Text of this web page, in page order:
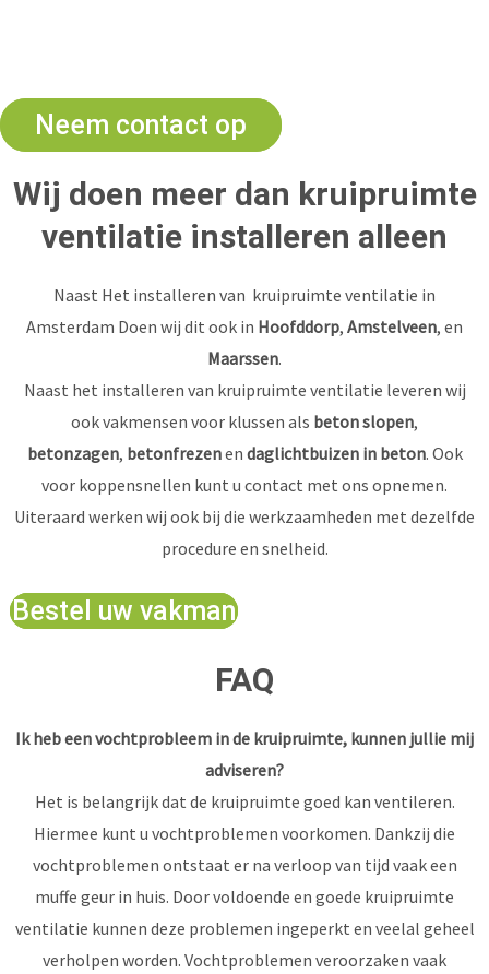
Neem contact op
Wij doen meer dan kruipruimte
ventilatie installeren alleen
Naast Het installeren van kruipruimte ventilatie in
Amsterdam Doen wij dit ook in Hoofddorp, Amstelveen, en
Maarssen.
Naast het installeren van kruipruimte ventilatie leveren wij
ook vakmensen voor klussen als beton slopen,
betonzagen, betonfrezenen daglichtbuizen in beton. Ook
voor koppensnellen kunt u contact met ons opnemen.
Uiteraard werken wij ook bij die werkzaamheden met dezelfde
procedure en snelheid.
Bestel uw vakman
FAQ
Ik heb een vochtprobleem in de kruipruimte, kunnen jullie mij
adviseren?
Het is belangrijk dat de kruipruimte goed kan ventileren.
Hiermee kunt u vochtproblemen voorkomen. Dankzij die
vochtproblemen ontstaat er na verloop van tijd vaak een
muffe geur in huis. Door voldoende en goede kruipruimte
ventilatie kunnen deze problemen ingeperkt en veelal geheel
verholpen worden. Vochtproblemen veroorzaken vaak